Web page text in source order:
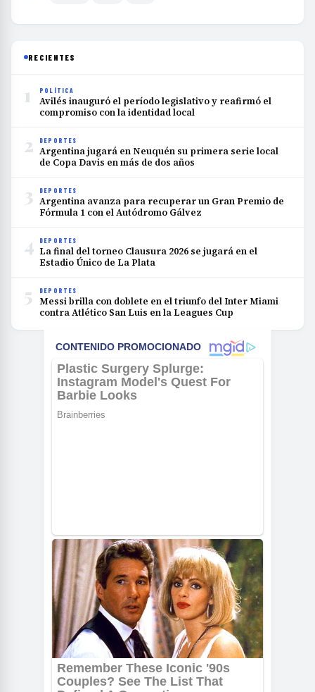
RECIENTES
1 POLÍTICA
Avilés inauguró el período legislativo y reafirmó el
compromiso con la identidad local
2 DEPORTES
Argentina jugará en Neuquén su primera serie local
de Copa Davis en más de dos años
3 DEPORTES
Argentina avanza para recuperar un Gran Premio de
Fórmula 1 con el Autódromo Gálvez
4 DEPORTES
La final del torneo Clausura 2026 se jugará en el
Estadio Único de La Plata
5 DEPORTES
Messi brilla con doblete en el triunfo del Inter Miami
contra Atlético San Luis en la Leagues Cup